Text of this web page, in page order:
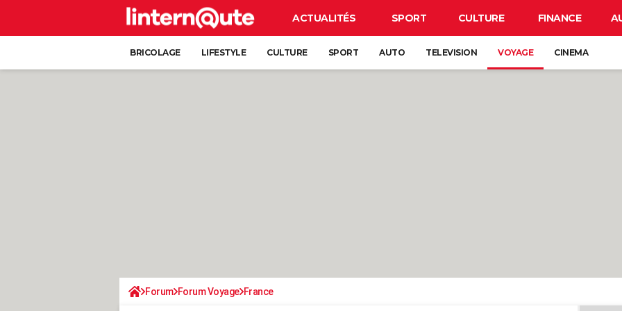
ACTUALITÉS SPORT CULTURE FINANCE
BRICOLAGE LIFESTYLE CULTURE SPORT AUTO TELEVISION VOYAGE CINEMA
Forum Forum Voyage France